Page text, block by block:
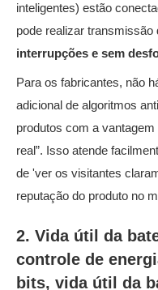
inteligentes) estão
pode realizar transmissão
interrupções e sem
Para os fabricantes, não
adicional de algoritmos
produtos com a
real”. Isso atende
de 'ver os visitantes
reputação do produto no
2. Vida útil da
controle de
bits, vida útil da